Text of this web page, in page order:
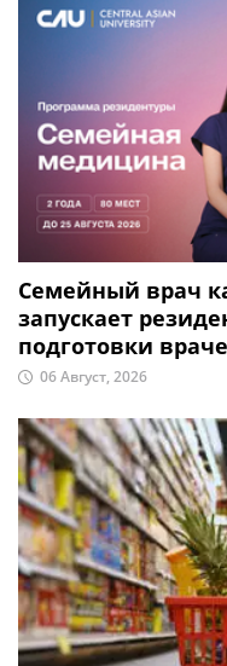
Семейный врач
запускает
подготовки
06 Август, 2026